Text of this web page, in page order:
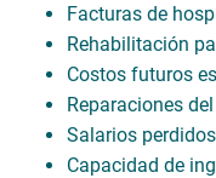
Facturas de
Rehabilitación
Costos futuros
Reparaciones
Salarios perdidos
Capacidad de